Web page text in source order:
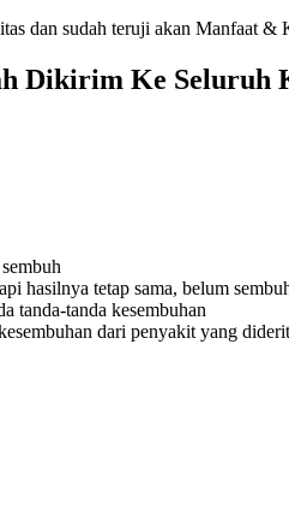
dan sudah teruji akan Manfaat
Dikirim Ke
hasilnya tetap sama, belum
tanda-tanda kesembuhan
dari penyakit yang